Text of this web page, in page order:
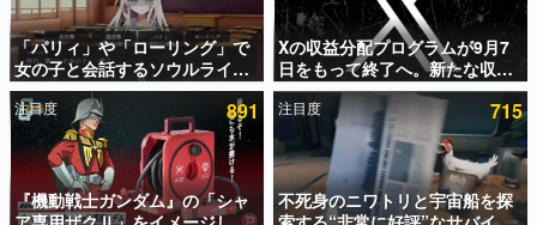
アプリセール情報
インタビュー
連載・特集一覧
殿堂入り記事
SNS拡散数が数千以上！ ページビュー数万以上！ などな
ど。多くの人々に読まれた、電ファミ渾身の“殿堂入り”記
「パリィ」や「ローリング」で
女の子と会話するソウルライク
恋愛ゲーム『小早川さんはソウ
ルライク』無料公開。返事に失
敗すると「YOU DIED」
Xの収益分配プログラムが9月7
日をもって終了へ。新たな収益
化制度「Original Content
Rewards Program」を発表
注目度 891
『機動戦士ガンダム』の「シャ
注目度 715
不死身のニワトリと宇宙船を探